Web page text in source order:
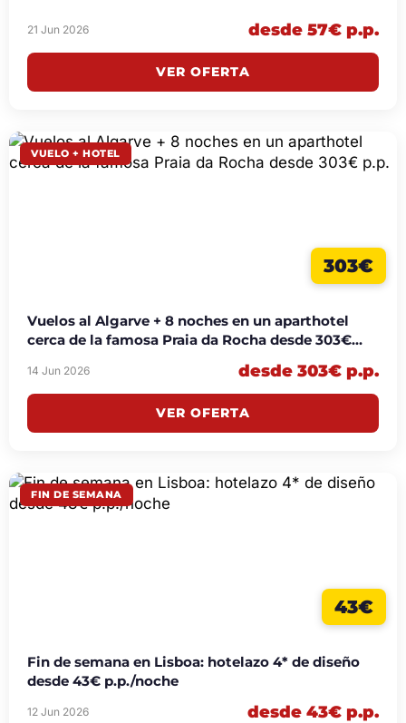
21 Jun 2026 desde 57€ p.p.
VER OFERTA
VUELO + HOTEL
303€
Vuelos al Algarve + 8 noches en un aparthotel
cerca de la famosa Praia da Rocha desde 303€
14 Jun 2026 desde 303€ p.p.
VER OFERTA
FIN DE SEMANA
43€
Fin de semana en Lisboa: hotelazo 4* de diseño
desde 43€ p.p./noche
12 Jun 2026 desde 43€ p.p.